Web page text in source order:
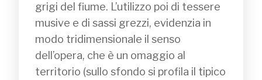
grigi del fiume. L’utilizzo poi di tessere
musive e di sassi grezzi, evidenzia in
modo tridimensionale il senso
dell’opera, che è un omaggio al
territorio (sullo sfondo si profila il tipico